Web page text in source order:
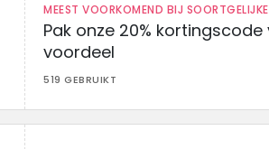
MEEST VOORKOMEND BIJ
Pak onze 20%
voordeel
519 GEBRUIKT